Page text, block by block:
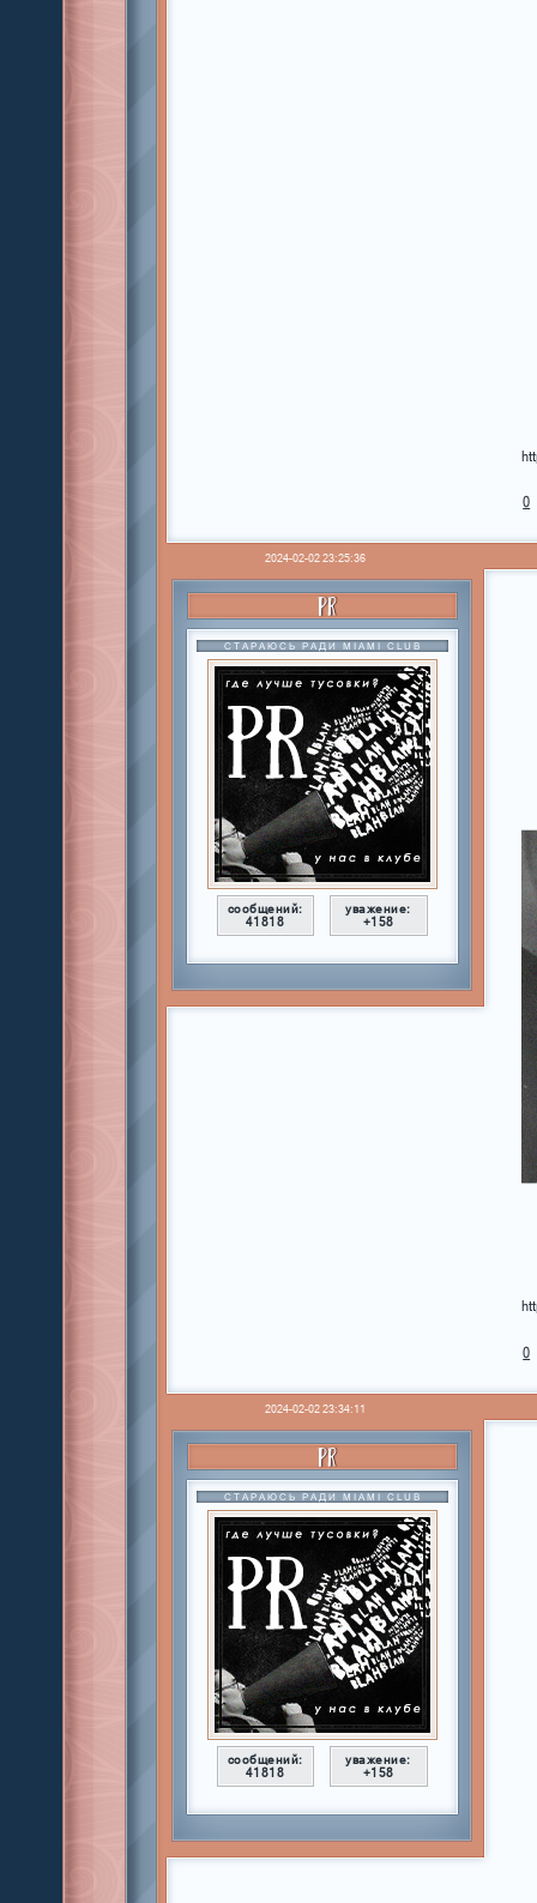
0
2024-02-02 23:25:36
PR
СТАРАЮСЬ РАДИ MIAMI CLUB
сообщений:
41818
уважение:
+158
0
2024-02-02 23:34:11
PR
СТАРАЮСЬ РАДИ MIAMI CLUB
сообщений:
41818
уважение:
+158